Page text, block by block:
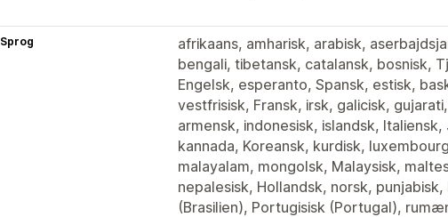
Sprog
afrikaans, amharisk, arabisk,
bengali, tibetansk, catalansk, bosnisk,
Engelsk, esperanto, Spansk, estisk,
vestfrisisk, Fransk, irsk, galicisk,
armensk, indonesisk, islandsk,
kannada, Koreansk, kurdisk,
malayalam, mongolsk, Malaysisk,
nepalesisk, Hollandsk, norsk,
(Brasilien), Portugisisk (Portugal),